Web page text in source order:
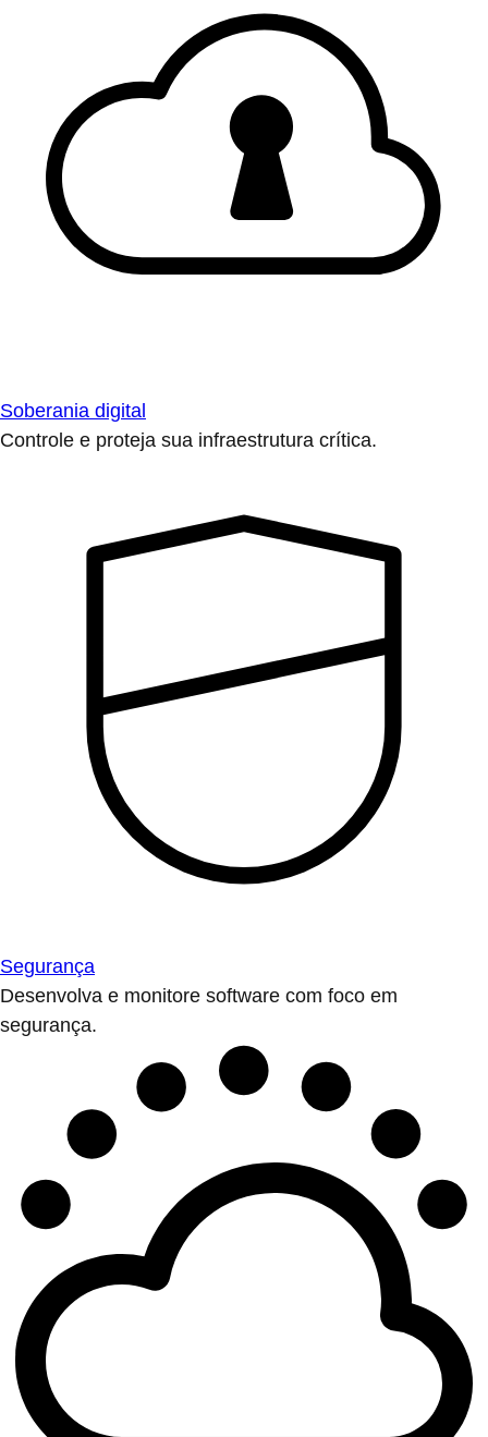
Soberania digital
Controle e proteja sua infraestrutura crítica.
Segurança
Desenvolva e monitore software com foco em
segurança.